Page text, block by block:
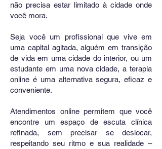
não precisa estar limitado à cidade onde
você mora.
Seja você um profissional que vive em
uma capital agitada, alguém em transição
de vida em uma cidade do interior, ou um
estudante em uma nova cidade, a terapia
online é uma alternativa segura, eficaz e
conveniente.
Atendimentos online permitem que você
encontre um espaço de escuta clínica
refinada, sem precisar se deslocar,
respeitando seu ritmo e sua realidade –